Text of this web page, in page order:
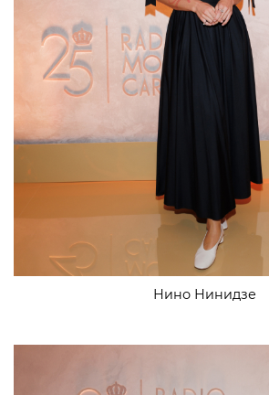
Нино Нинидзе